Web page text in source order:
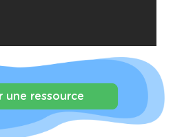
une ressource